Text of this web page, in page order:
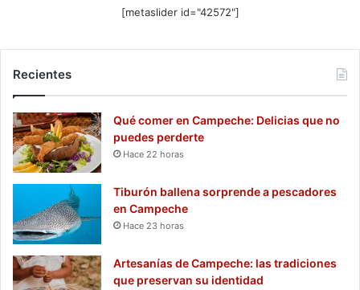
[metaslider id="42572"]
Recientes
Qué comer en Campeche: Delicias que no
puedes perderte
Hace 22 horas
Tiburón ballena sorprende a pescadores
en Campeche
Hace 23 horas
Artesanías de Campeche: las tradiciones
que preservan su identidad